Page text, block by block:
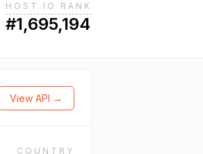
HOST.IO RANK
#1,695,194
View API →
COUNTRY